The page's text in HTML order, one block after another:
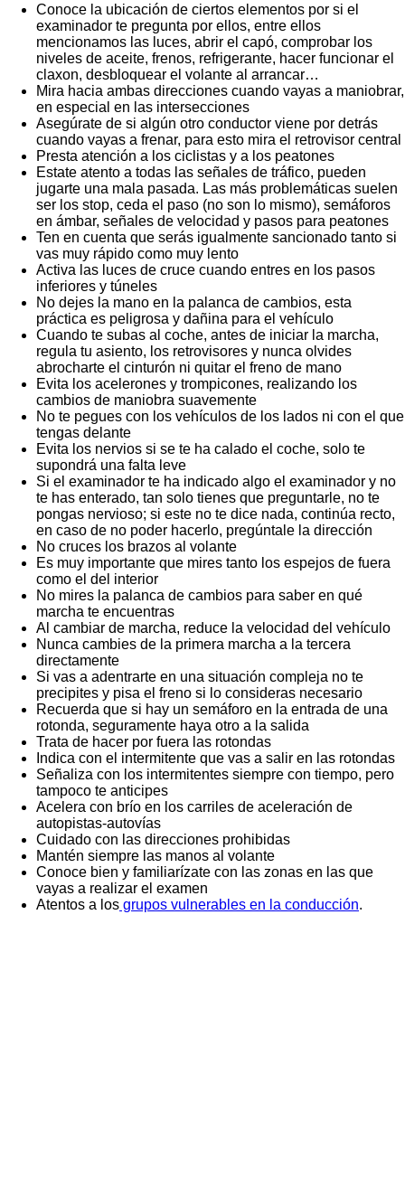
Conoce la ubicación de ciertos elementos por si el
examinador te pregunta por ellos, entre ellos
mencionamos las luces, abrir el capó, comprobar los
niveles de aceite, frenos, refrigerante, hacer funcionar el
claxon, desbloquear el volante al arrancar…
Mira hacia ambas direcciones cuando vayas a maniobrar,
en especial en las intersecciones
Asegúrate de si algún otro conductor viene por detrás
cuando vayas a frenar, para esto mira el retrovisor central
Presta atención a los ciclistas y a los peatones
Estate atento a todas las señales de tráfico, pueden
jugarte una mala pasada. Las más problemáticas suelen
ser los stop, ceda el paso (no son lo mismo), semáforos
en ámbar, señales de velocidad y pasos para peatones
Ten en cuenta que serás igualmente sancionado tanto si
vas muy rápido como muy lento
Activa las luces de cruce cuando entres en los pasos
inferiores y túneles
No dejes la mano en la palanca de cambios, esta
práctica es peligrosa y dañina para el vehículo
Cuando te subas al coche, antes de iniciar la marcha,
regula tu asiento, los retrovisores y nunca olvides
abrocharte el cinturón ni quitar el freno de mano
Evita los acelerones y trompicones, realizando los
cambios de maniobra suavemente
No te pegues con los vehículos de los lados ni con el que
tengas delante
Evita los nervios si se te ha calado el coche, solo te
supondrá una falta leve
Si el examinador te ha indicado algo el examinador y no
te has enterado, tan solo tienes que preguntarle, no te
pongas nervioso; si este no te dice nada, continúa recto,
en caso de no poder hacerlo, pregúntale la dirección
No cruces los brazos al volante
Es muy importante que mires tanto los espejos de fuera
como el del interior
No mires la palanca de cambios para saber en qué
marcha te encuentras
Al cambiar de marcha, reduce la velocidad del vehículo
Nunca cambies de la primera marcha a la tercera
directamente
Si vas a adentrarte en una situación compleja no te
precipites y pisa el freno si lo consideras necesario
Recuerda que si hay un semáforo en la entrada de una
rotonda, seguramente haya otro a la salida
Trata de hacer por fuera las rotondas
Indica con el intermitente que vas a salir en las rotondas
Señaliza con los intermitentes siempre con tiempo, pero
tampoco te anticipes
Acelera con brío en los carriles de aceleración de
autopistas-autovías
Cuidado con las direcciones prohibidas
Mantén siempre las manos al volante
Conoce bien y familiarízate con las zonas en las que
vayas a realizar el examen
Atentos a los grupos vulnerables en la conducción.